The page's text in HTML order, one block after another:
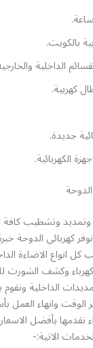
بالكويت.
الداخلية
كهربية.
جديدة.
الكهربائية.
وتشطيب كافة
كهربائي الدوحة
كل انواع الاضاءة
وكشف الشورت
الداخلية
الوقت وانهاء العمل
بأفضل
الاتية:-